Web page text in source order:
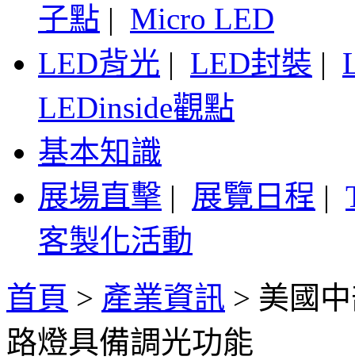
子點 | Micro LED
LED背光 | LED封裝 |
LEDinside觀點
基本知識
展場直擊 | 展覽日程 |
客製化活動
首頁 > 產業資訊 > 美國
路燈具備調光功能